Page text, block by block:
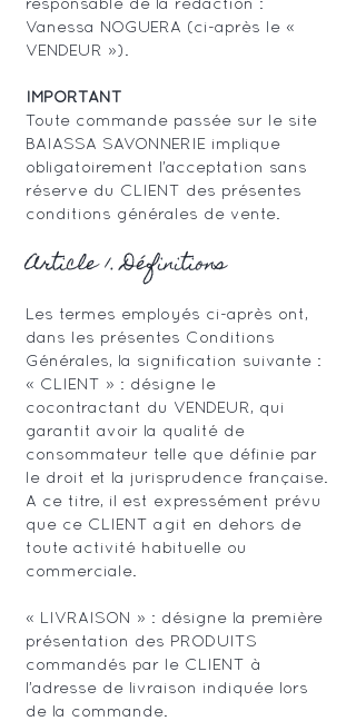
responsable de la rédaction :
Vanessa NOGUERA (ci-après le «
VENDEUR »).
IMPORTANT
Toute commande passée sur le site
BAIASSA SAVONNERIE implique
obligatoirement l’acceptation sans
réserve du CLIENT des présentes
conditions générales de vente.
Article 1. Définitions
Les termes employés ci-après ont,
dans les présentes Conditions
Générales, la signification suivante :
« CLIENT » : désigne le
cocontractant du VENDEUR, qui
garantit avoir la qualité de
consommateur telle que définie par
le droit et la jurisprudence française.
A ce titre, il est expressément prévu
que ce CLIENT agit en dehors de
toute activité habituelle ou
commerciale.
« LIVRAISON » : désigne la première
présentation des PRODUITS
commandés par le CLIENT à
l’adresse de livraison indiquée lors
de la commande.